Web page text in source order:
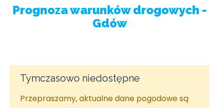
Prognoza warunków drogowych -
Gdów
Tymczasowo niedostępne
Przepraszamy, aktualne dane pogodowe są